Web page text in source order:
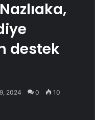
destek
2024 0 10